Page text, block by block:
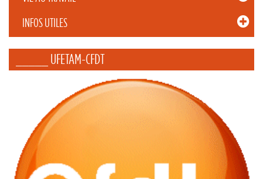
INFOS UTILES
_____ UFETAM-CFDT